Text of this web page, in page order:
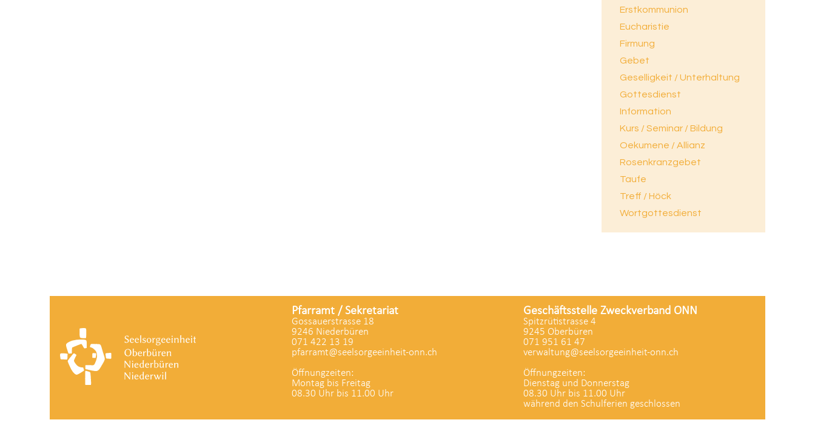
Erstkommunion
Eucharistie
Firmung
Gebet
Geselligkeit / Unterhaltung
Gottesdienst
Information
Kurs / Seminar / Bildung
Oekumene / Allianz
Rosenkranzgebet
Taufe
Treff / Höck
Wortgottesdienst
Pfarramt / Sekretariat
Gossauerstrasse 18
9246 Niederbüren
071 422 13 19
pfarramt@seelsorgeeinheit-onn.ch
Öffnungzeiten:
Montag bis Freitag
08.30 Uhr bis 11.00 Uhr
Geschäftsstelle Zweckverband ONN
Spitzrütistrasse 4
9245 Oberbüren
071 951 61 47
verwaltung@seelsorgeeinheit-onn.ch
Öffnungzeiten:
Dienstag und Donnerstag
08.30 Uhr bis 11.00 Uhr
während den Schulferien geschlossen